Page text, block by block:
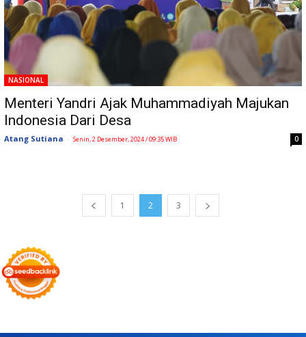
NASIONAL
Menteri Yandri Ajak Muhammadiyah Majukan
Indonesia Dari Desa
Atang Sutiana - Senin, 2 Desember, 2024 / 09:35 WIB 0
1 2 3